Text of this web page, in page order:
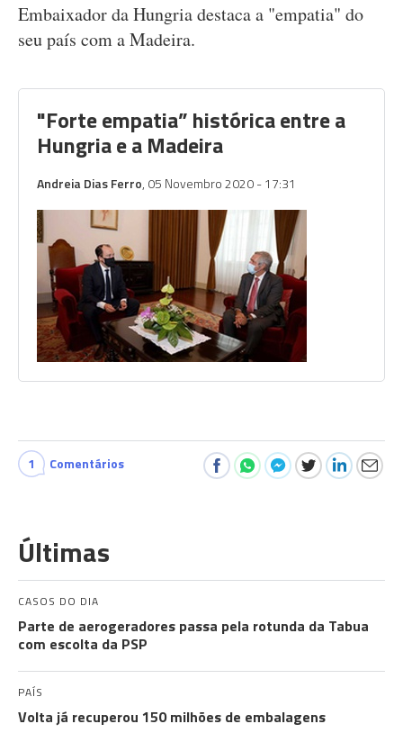
Embaixador da Hungria destaca a "empatia" do
seu país com a Madeira.
"Forte empatia” histórica entre a
Hungria e a Madeira
Andreia Dias Ferro, 05 Novembro 2020 - 17:31
1 Comentários
Últimas
CASOS DO DIA
Parte de aerogeradores passa pela rotunda da Tabua
com escolta da PSP
PAÍS
Volta já recuperou 150 milhões de embalagens